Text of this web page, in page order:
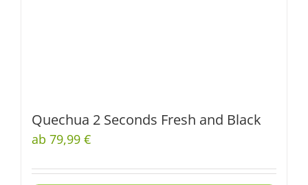
Quechua 2 Seconds Fresh and Black
ab 79,99 €